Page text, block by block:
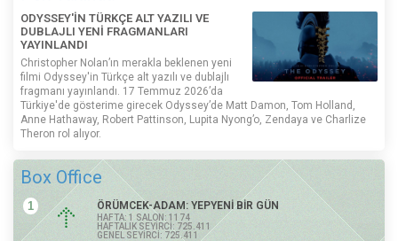
ODYSSEY'İN TÜRKÇE ALT YAZILI VE
DUBLAJLI YENİ FRAGMANLARI
YAYINLANDI
Christopher Nolan’ın merakla beklenen yeni
filmi Odyssey'in Türkçe alt yazılı ve dublajlı
fragmanı yayınlandı. 17 Temmuz 2026’da
Türkiye'de gösterime girecek Odyssey’de Matt Damon, Tom Holland,
Anne Hathaway, Robert Pattinson, Lupita Nyong’o, Zendaya ve Charlize
Theron rol alıyor.
Box Office
1 ÖRÜMCEK-ADAM: YEPYENİ BİR GÜN
HAFTA: 1 SALON: 1174
HAFTALIK SEYİRCİ: 725.411
GENEL SEYİRCİ: 725.411